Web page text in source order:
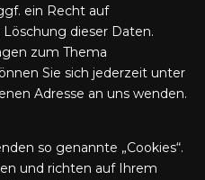
ein Recht auf
dieser Daten.
zum Thema
Sie sich jederzeit unter
Adresse an uns wenden.
so genannte „Cookies“.
und richten auf Ihrem